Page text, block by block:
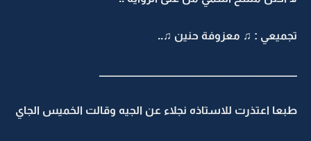
تجميعي : ♫ معزوفة حنين ♫..
ـــــــــــــــــــــــــــــــــــــــــــــــــــــــــــــــــــــــــــــــــــــــــــــــ
طبعا اعتذرت للاستاذه نجلاء عن الجيه وقالت الخميس الجاي